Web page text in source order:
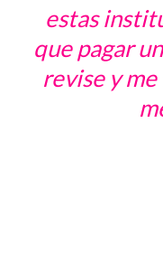
estas
que pagar
revise y